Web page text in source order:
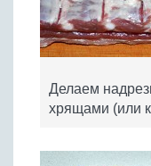
Делаем
хрящами (или